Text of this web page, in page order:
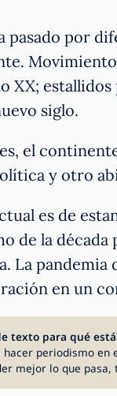
pasado por
XX;
siglo.
el
y otro
es de
de la década
La pandemia
en un
texto para qué
periodismo en
mejor lo que